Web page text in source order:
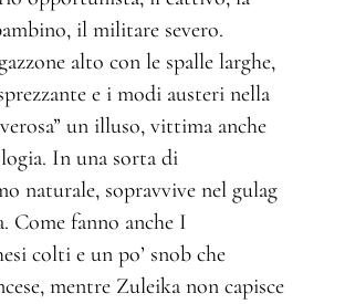
il militare severo.
alto con le spalle larghe,
e i modi austeri nella
un illuso, vittima anche
In una sorta di
naturale, sopravvive nel gulag
Come fanno anche I
colti e un po’ snob che
mentre Zuleika non capisce